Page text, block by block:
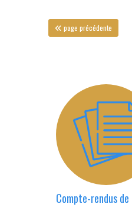
page précédente
Compte-rendus